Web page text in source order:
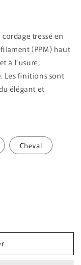
tressé en
(PPM) haut
à l’usure,
Les finitions sont
élégant et
Cheval